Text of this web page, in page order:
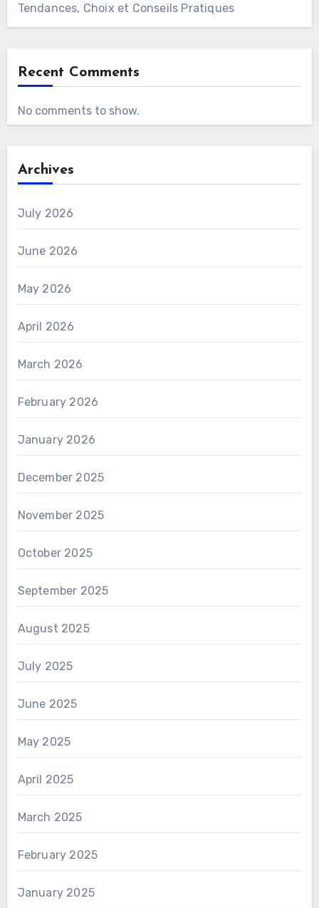
Tendances, Choix et Conseils Pratiques
Recent Comments
No comments to show.
Archives
July 2026
June 2026
May 2026
April 2026
March 2026
February 2026
January 2026
December 2025
November 2025
October 2025
September 2025
August 2025
July 2025
June 2025
May 2025
April 2025
March 2025
February 2025
January 2025